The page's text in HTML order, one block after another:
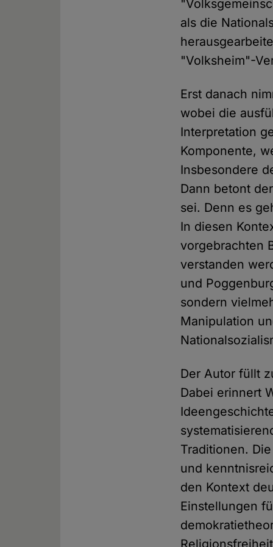
als die
"Volksheim"-
Erst danach
wobei die
Interpretation
Komponente,
Insbesondere
Dann betont
sei. Denn es
In diesen
vorgebrachten
verstanden
und
sondern
Manipulation
Der Autor füllt
Dabei erinnert
Traditionen.
und
den Kontext
Einstellungen